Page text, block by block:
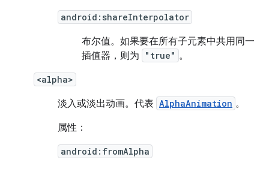
android:shareInterpolator
布尔值。 如果要在所有子元素中共用同一
插值器，则为
"true" 。
<alpha>
淡入或淡出动画。代表 AlphaAnimation 。
属性：
android:fromAlpha